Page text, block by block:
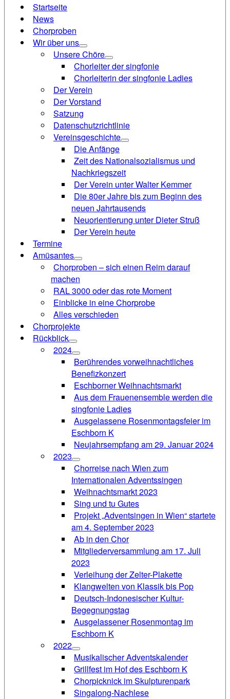
Startseite
News
Chorproben
Wir über uns
Unsere Chöre
Chorleiter der singfonie
Chorleiterin der singfonie Ladies
Der Verein
Der Vorstand
Satzung
Datenschutzrichtlinie
Vereinsgeschichte
Die Anfänge
Zeit des Nationalsozialismus und
Nachkriegszeit
Der Verein unter Walter Kemmer
Die 80er Jahre bis zum Beginn des
neuen Jahrtausends
Neuorientierung unter Dieter Struß
Der Verein heute
Termine
Amüsantes
Chorproben – sich einen Reim darauf
machen
RAL 3000 oder das rote Moment
Einblicke in eine Chorprobe
Alles verschieden
Chorprojekte
Rückblick
2024
Berührendes vorweihnachtliches
Benefizkonzert
Eschborner Weihnachtsmarkt
Aus dem Frauenensemble werden die
singfonie Ladies
Ausgelassene Rosenmontagsfeier im
Eschborn K
Neujahrsempfang am 29. Januar 2024
2023
Chorreise nach Wien zum
Internationalen Adventssingen
Weihnachtsmarkt 2023
Sing und tu Gutes
Projekt „Adventsingen in Wien“ startete
am 4. September 2023
Ab in den Chor
Mitgliederversammlung am 17. Juli
2023
Verleihung der Zelter-Plakette
Klangwelten von Klassik bis Pop
Deutsch-Indonesischer Kultur-
Begegnungstag
Ausgelassener Rosenmontag im
Eschborn K
2022
Musikalischer Adventskalender
Grillfest im Hof des Eschborn K
Chorpicknick im Skulpturenpark
Singalong-Nachlese